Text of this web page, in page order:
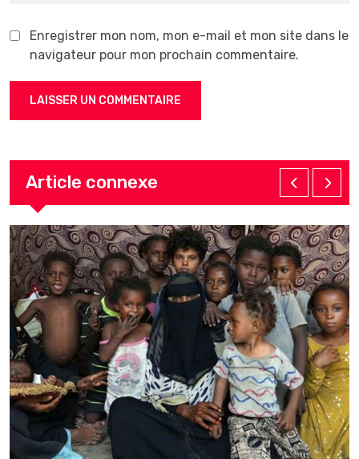
Enregistrer mon nom, mon e-mail et mon site dans le
navigateur pour mon prochain commentaire.
Article connexe